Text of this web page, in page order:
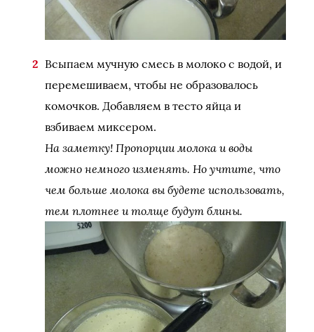
Всыпаем мучную смесь в молоко с водой, и
перемешиваем, чтобы не образовалось
комочков. Добавляем в тесто яйца и
взбиваем миксером.
На заметку! Пропорции молока и воды
можно немного изменять. Но учтите, что
чем больше молока вы будете использовать,
тем плотнее и толще будут блины.